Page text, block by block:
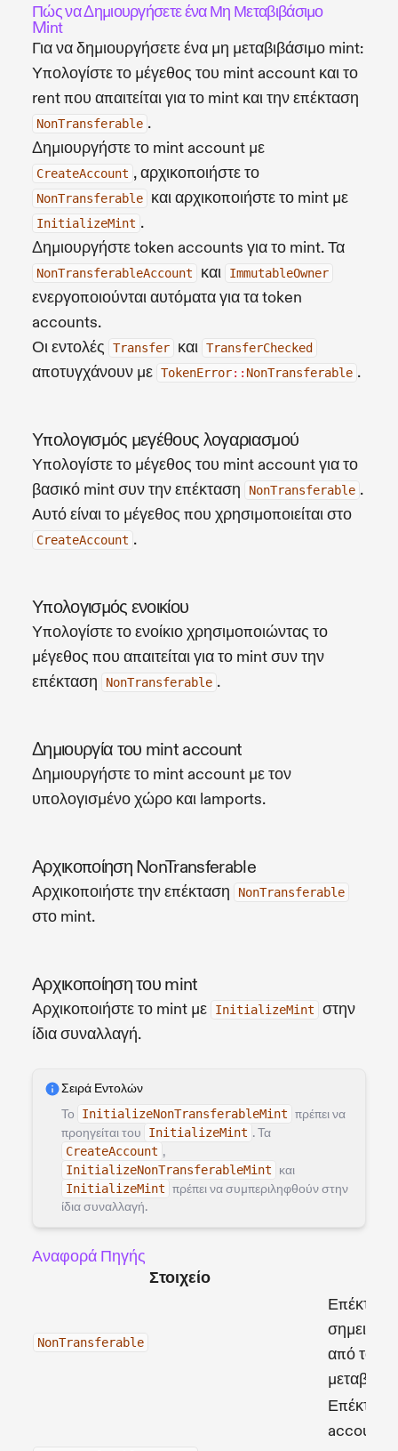
Πώς να Δημιουργήσετε ένα Μη Μεταβιβάσιμο
Mint
Για να δημιουργήσετε ένα μη μεταβιβάσιμο mint:
Υπολογίστε το μέγεθος του mint account και το
rent που απαιτείται για το mint και την επέκταση
NonTransferable .
Δημιουργήστε το mint account με
CreateAccount , αρχικοποιήστε το
NonTransferable και αρχικοποιήστε το mint με
InitializeMint .
Δημιουργήστε token accounts για το mint. Τα
NonTransferableAccount και ImmutableOwner
ενεργοποιούνται αυτόματα για τα token
accounts.
Οι εντολές
Transfer και TransferChecked
αποτυγχάνουν με TokenError:: NonTransferable .
Υπολογισμός μεγέθους λογαριασμού
Υπολογίστε το μέγεθος του mint account για το
βασικό mint συν την επέκταση
NonTransferable .
Αυτό είναι το μέγεθος που χρησιμοποιείται στο
CreateAccount .
Υπολογισμός ενοικίου
Υπολογίστε το ενοίκιο χρησιμοποιώντας το
μέγεθος που απαιτείται για το mint συν την
επέκταση
NonTransferable .
Δημιουργία του mint account
Δημιουργήστε το mint account με τον
υπολογισμένο χώρο και lamports.
Αρχικοποίηση NonTransferable
Αρχικοποιήστε την επέκταση NonTransferable
στο mint.
Αρχικοποίηση του mint
Αρχικοποιήστε το mint με InitializeMint
στην
ίδια συναλλαγή.
Σειρά Εντολών
Το
InitializeNonTransferableMint πρέπει να
προηγείται του
InitializeMint . Τα
CreateAccount ,
InitializeNonTransferableMint και
InitializeMint πρέπει να συμπεριληφθούν στην
ίδια συναλλαγή.
Αναφορά Πηγής
Στοιχείο
NonTransferable
από το
account